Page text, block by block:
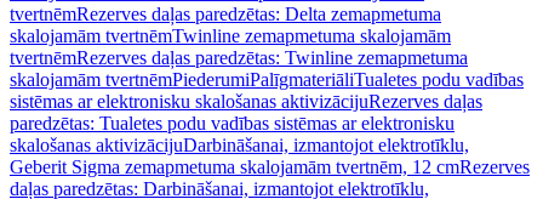
tvertnēmRezerves daļas paredzētas: Delta zemapmetuma
skalojamām tvertnēmTwinline zemapmetuma skalojamām
tvertnēmRezerves daļas paredzētas: Twinline zemapmetuma
skalojamām tvertnēmPiederumiPalīgmateriāliTualetes podu vadības
sistēmas ar elektronisku skalošanas aktivizācijuRezerves daļas
paredzētas: Tualetes podu vadības sistēmas ar elektronisku
skalošanas aktivizācijuDarbināšanai, izmantojot elektrotīklu,
Geberit Sigma zemapmetuma skalojamām tvertnēm, 12 cmRezerves
daļas paredzētas: Darbināšanai, izmantojot elektrotīklu,